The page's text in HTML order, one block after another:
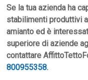
Se la tua azienda ha
stabilimenti produttivi
amianto ed è
superiore di aziende
contattare
800955358.